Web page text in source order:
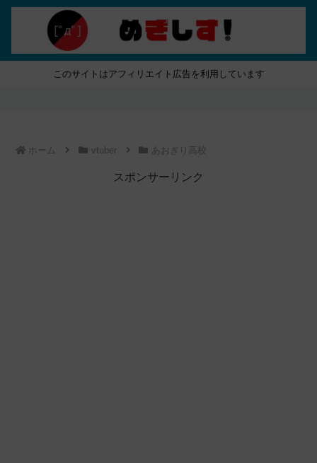
このサイトはアフィリエイト広告を利用しています
ホーム vtuber あおぎり高校
スポンサーリンク